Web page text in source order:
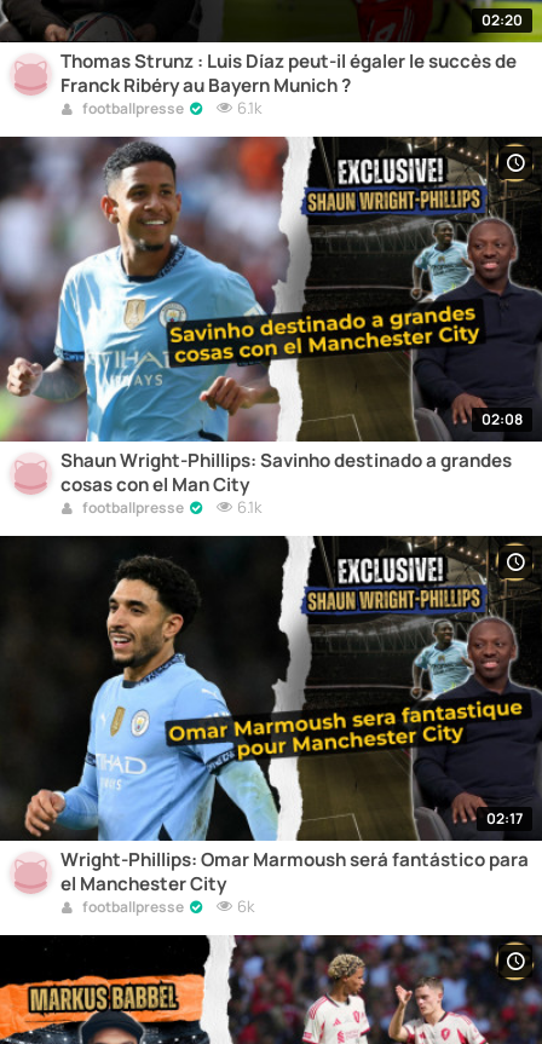
02:20
Thomas Strunz : Luis Díaz peut-il égaler le succès de
Franck Ribéry au Bayern Munich ?
footballpresse 6.1k
02:08
Shaun Wright-Phillips: Savinho destinado a grandes
cosas con el Man City
footballpresse 6.1k
02:17
Wright-Phillips: Omar Marmoush será fantástico para
el Manchester City
footballpresse 6k